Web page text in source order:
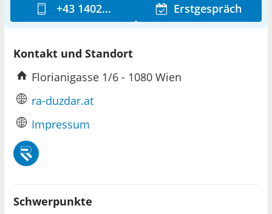
+43 1402... Erstgespräch
Kontakt und Standort
Florianigasse 1/6 - 1080 Wien
ra-duzdar.at
Impressum
Schwerpunkte